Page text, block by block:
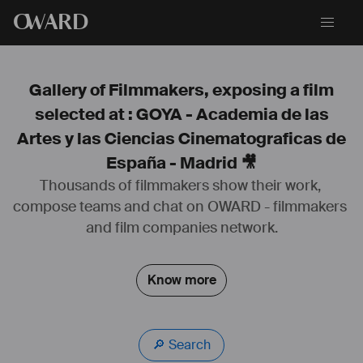
OWARD
Gallery of Filmmakers, exposing a film
selected at : GOYA - Academia de las
Artes y las Ciencias Cinematograficas de
España - Madrid 🎥
Thousands of filmmakers show their work,
compose teams and chat on OWARD - filmmakers
and film companies network.
Know more
🔎 Search
Né à Barcelone. Études et formation dans l'école de cinéma pre-
ESCAC (École Supérieure de Cinéma et Audiovisuel de la Catalogne)
à Barcelone.
Je vis (et travaille) entre Paris et Barcelone, notamment dans des
productions internationales où la connaissance des différentes
langues dans lesquelles je peux m'exprimer a été très utile.
Parmi les projets auxquels j'ai collaboré se démarquent entre autres:
"The Machinist" de Brad Anderson (2004)
"Le Parfum : Histoire d'un meurtrier" de Tom Tykwer (2006)